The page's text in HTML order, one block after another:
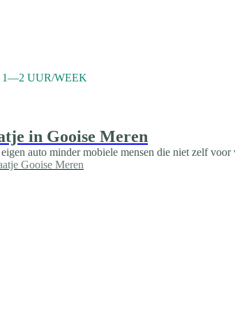
1—2 UUR/WEEK
in Gooise Meren
auto minder mobiele mensen die niet zelf
Gooise Meren